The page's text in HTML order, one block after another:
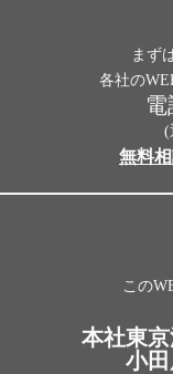
まず
各社の
電
(
無料
この
本社東
小